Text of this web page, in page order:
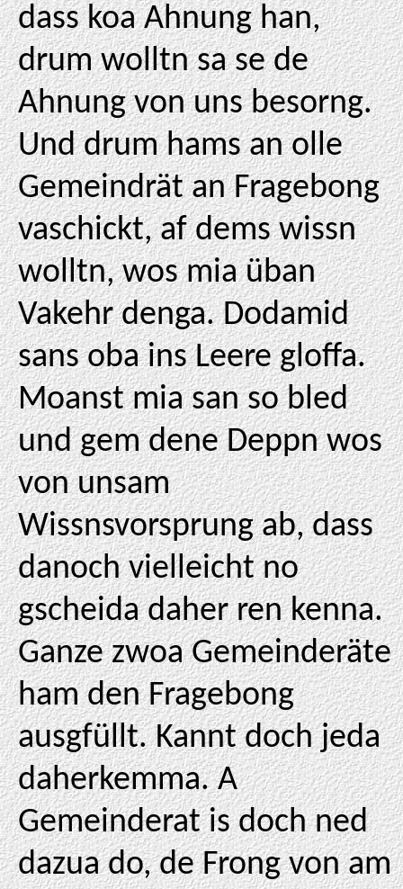
dass koa Ahnung han,
drum wolltn sa se de
Ahnung von uns besorng.
Und drum hams an olle
Gemeindrät an Fragebong
vaschickt, af dems wissn
wolltn, wos mia üban
Vakehr denga. Dodamid
sans oba ins Leere gloffa.
Moanst mia san so bled
und gem dene Deppn wos
von unsam
Wissnsvorsprung ab, dass
danoch vielleicht no
gscheida daher ren kenna.
Ganze zwoa Gemeinderäte
ham den Fragebong
ausgfüllt. Kannt doch jeda
daherkemma. A
Gemeinderat is doch ned
dazua do, de Frong von am